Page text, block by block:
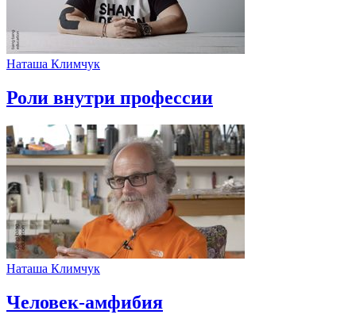
Наташа Климчук
Роли внутри профессии
Наташа Климчук
Человек-амфибия